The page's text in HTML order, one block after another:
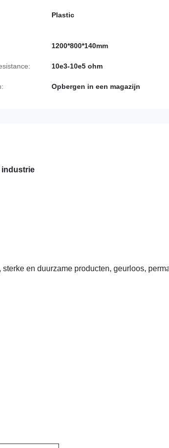
Plastic
1200*800*140mm
10e3-10e5 ohm
Opbergen in een magazijn
industrie
en duurzame producten, geurloos,